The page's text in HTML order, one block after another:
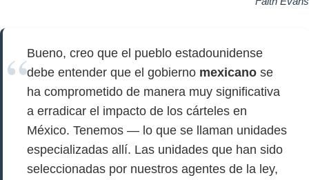
Bueno, creo que el pueblo estadounidense
debe entender que el gobierno mexicano se
ha comprometido de manera muy significativa
a erradicar el impacto de los cárteles en
México. Tenemos — lo que se llaman unidades
especializadas allí. Las unidades que han sido
seleccionadas por nuestros agentes de la ley,